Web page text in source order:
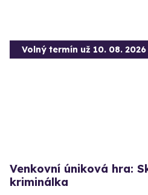
Volný termín už 10. 08. 2026
Venkovní úniková hra:
kriminálka